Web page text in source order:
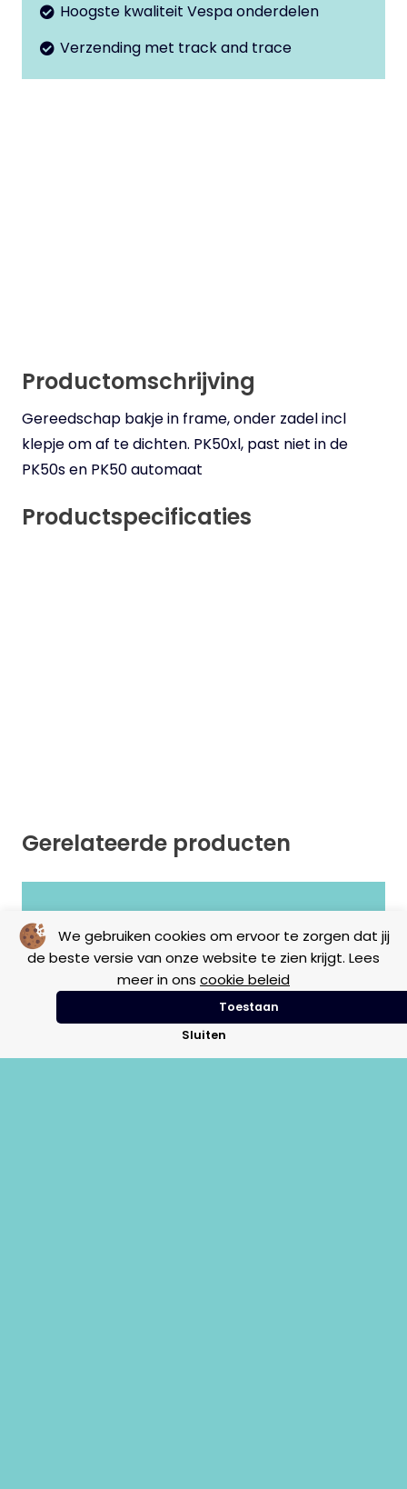
We gebruiken cookies om ervoor te zorgen dat jij
de beste versie van onze website te zien krijgt. Lees
meer in ons cookie beleid
Toestaan
Sluiten
Hoogste kwaliteit Vespa onderdelen
Verzending met track and trace
Productomschrijving
Gereedschap bakje in frame, onder zadel incl
klepje om af te dichten. PK50xl, past niet in de
PK50s en PK50 automaat
Productspecificaties
Gerelateerde producten